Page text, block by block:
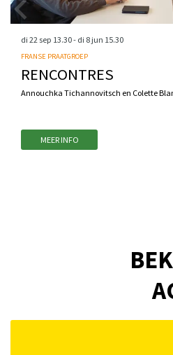
RENCONTRES
Annouchka Tichannovitsch en Colette
FRANSE PRAATGROEP
di 22 sep 13.30- di 8 jun 15.30
MEER INFO